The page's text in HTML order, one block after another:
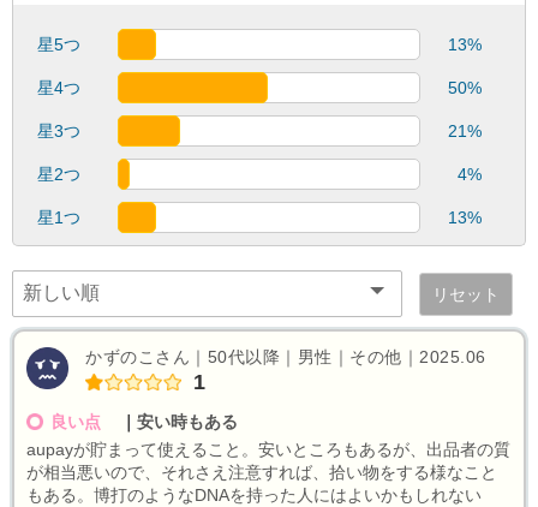
星5つ 13%
星4つ 50%
星3つ 21%
星2つ 4%
星1つ 13%
リセット
かずのこさん｜50代以降｜男性｜その他｜2025.06
1
良い点
安い時もある
aupayが貯まって使えること。安いところもあるが、出品者の質
が相当悪いので、それさえ注意すれば、拾い物をする様なこと
もある。博打のようなDNAを持った人にはよいかもしれない